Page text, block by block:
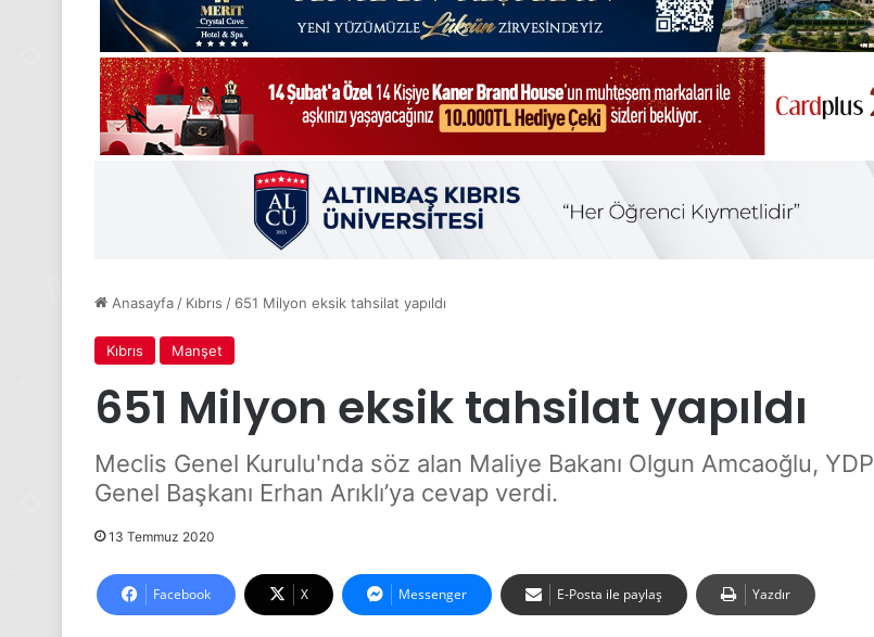
Anasayfa / Kıbrıs / 651 Milyon eksik tahsilat yapıldı
Kıbrıs Manşet
651 Milyon eksik tahsilat yapıldı
Meclis Genel Kurulu'nda söz alan Maliye Bakanı Olgun Amcaoğlu, YDP
Genel Başkanı Erhan Arıklı’ya cevap verdi.
13 Temmuz 2020
Facebook X Messenger E-Posta ile paylaş Yazdır